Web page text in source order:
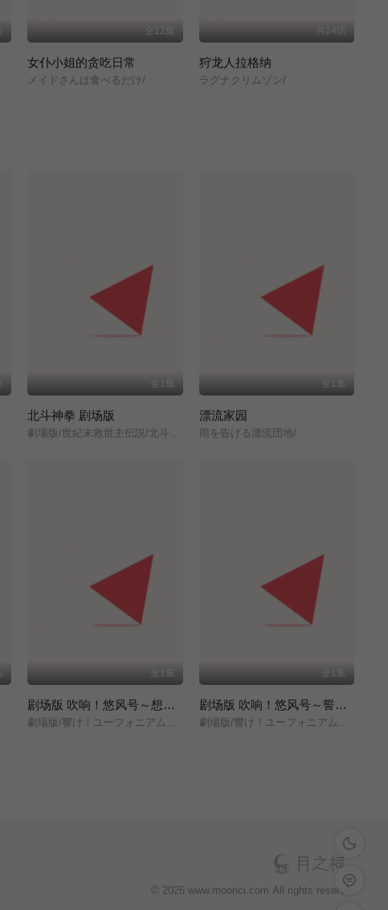
全12集
女仆小姐的贪吃日常
メイドさんは食べるだけ/
共24话
狩龙人拉格纳
ラグナクリムゾン/
全1集
北斗神拳 剧场版
全1集
漂流家园
雨を告げる漂流団地/
全1集
剧场版 吹响！悠风号～想要传达的旋律～
劇場版/響け！ユーフォニアム～届けたいメロディ～/
全1集
剧场版 吹响！悠风号～誓言的终章～
劇場版/響け！ユーフォニアム～誓いのフィナーレ～/
深色模式
留言反馈
© 2026 www.moonci.com All rights reservd.